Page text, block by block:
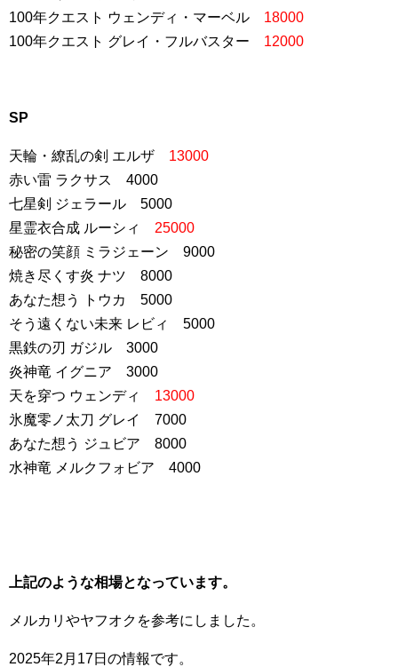
100年クエスト ウェンディ・マーベル 18000
100年クエスト グレイ・フルバスター 12000
SP
天輪・繚乱の剣 エルザ 13000
赤い雷 ラクサス 4000
七星剣 ジェラール 5000
星霊衣合成 ルーシィ 25000
秘密の笑顔 ミラジェーン 9000
焼き尽くす炎 ナツ 8000
あなた想う トウカ 5000
そう遠くない未来 レビィ 5000
黒鉄の刃 ガジル 3000
炎神竜 イグニア 3000
天を穿つ ウェンディ 13000
氷魔零ノ太刀 グレイ 7000
あなた想う ジュビア 8000
水神竜 メルクフォビア 4000
上記のような相場となっています。
メルカリやヤフオクを参考にしました。
2025年2月17日の情報です。